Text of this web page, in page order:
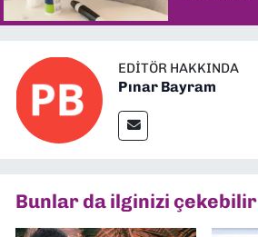
EDITÖR HAKKINDA
Pınar Bayram
Bunlar da ilginizi çekebilir